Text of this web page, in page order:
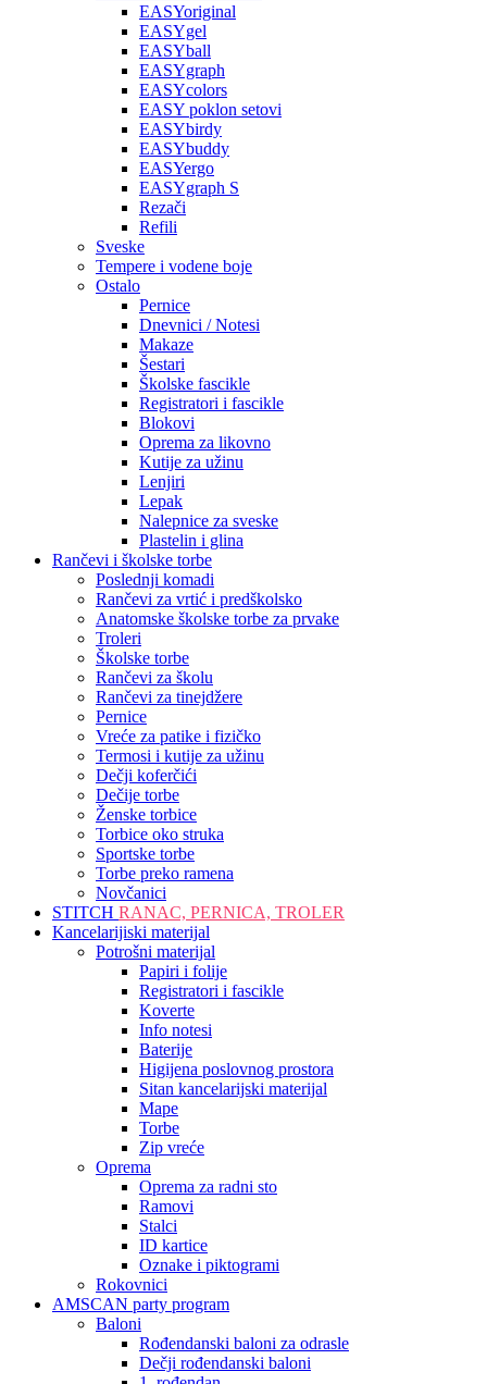
EASYoriginal
EASYgel
EASYball
EASYgraph
EASYcolors
EASY poklon setovi
EASYbirdy
EASYbuddy
EASYergo
EASYgraph S
Rezači
Refili
Sveske
Tempere i vodene boje
Ostalo
Pernice
Dnevnici / Notesi
Makaze
Šestari
Školske fascikle
Registratori i fascikle
Blokovi
Oprema za likovno
Kutije za užinu
Lenjiri
Lepak
Nalepnice za sveske
Plastelin i glina
Rančevi i školske torbe
Poslednji komadi
Rančevi za vrtić i predškolsko
Anatomske školske torbe za prvake
Troleri
Školske torbe
Rančevi za školu
Rančevi za tinejdžere
Pernice
Vreće za patike i fizičko
Termosi i kutije za užinu
Dečji koferčići
Dečije torbe
Ženske torbice
Torbice oko struka
Sportske torbe
Torbe preko ramena
Novčanici
STITCH RANAC, PERNICA, TROLER
Kancelarijiski materijal
Potrošni materijal
Papiri i folije
Registratori i fascikle
Koverte
Info notesi
Baterije
Higijena poslovnog prostora
Sitan kancelarijski materijal
Mape
Torbe
Zip vreće
Oprema
Oprema za radni sto
Ramovi
Stalci
ID kartice
Oznake i piktogrami
Rokovnici
AMSCAN party program
Baloni
Rođendanski baloni za odrasle
Dečji rođendanski baloni